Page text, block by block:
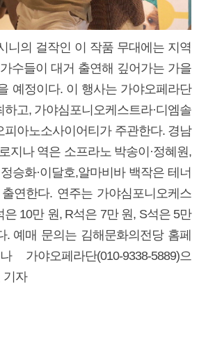
니의 걸작인 이 작품 무대에는 지역
수들이 대거 출연해 깊어가는 가을
예정이다. 이 행사는 가야오페라단
고, 가야심포니오케스트라·디엠솔
피아노소사이어티가 주관한다. 경남
지나 역은 소프라노 박송이·정혜원,
승화·이달호,알마비바 백작은 테너
연한다. 연주는 가야심포니오케스
은 10만 원, R석은 7만 원, S석은 5만
. 예매 문의는 김해문화의전당 홈페
나 가야오페라단(010-9338-5889)으
기자